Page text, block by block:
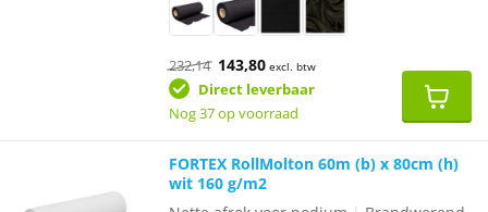
232,14 Oorspronkelijke
prijs
was:
143,80Huidige
prijs
is:
excl. btw
Direct leverbaar
Nog 37 op voorraad
FORTEX RollMolton 60m (b) x 80cm (h)
wit 160 g/m2